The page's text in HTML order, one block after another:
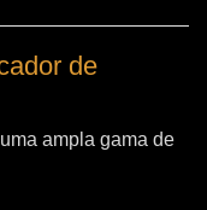
de
ampla gama de